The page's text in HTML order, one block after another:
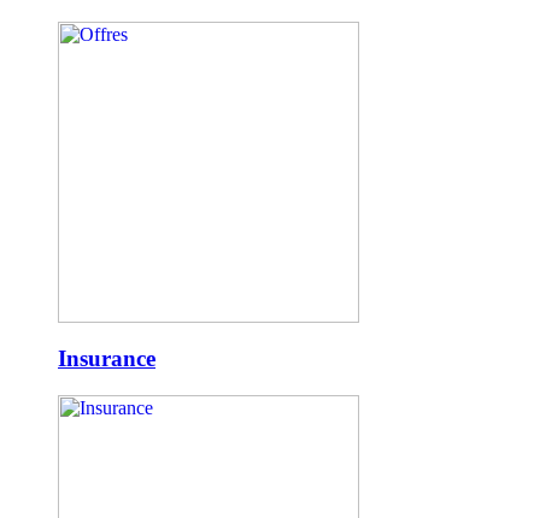
Insurance